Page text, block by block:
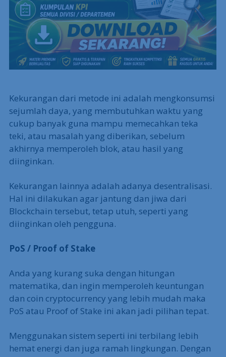
Kekurangan dari metode ini adalah mengkonsumsi
sejumlah daya, yang membutuhkan waktu yang
cukup banyak guna mampu memecahkan teka
teki, atau masalah yang diberikan, sebelum
akhirnya memperoleh blok, atau hasil yang
diinginkan.
Kekurangan lainnya adalah adanya desentralisasi.
Hal ini dilakukan agar jantung dan jiwa dari
Blockchain tersebut, tetap utuh, seperti yang
diinginkan oleh pengguna.
PoS / Proof of Stake
Anda yang kurang suka dengan hitungan
matematika, dan ingin memperoleh keuntungan
dan coin cryptocurrency yang lebih mudah maka
PoS atau Proof of Stake ini akan jadi pilihan tepat.
Menggunakan sistem seperti ini terbilang lebih
hemat energi dan juga ramah lingkungan. Dengan